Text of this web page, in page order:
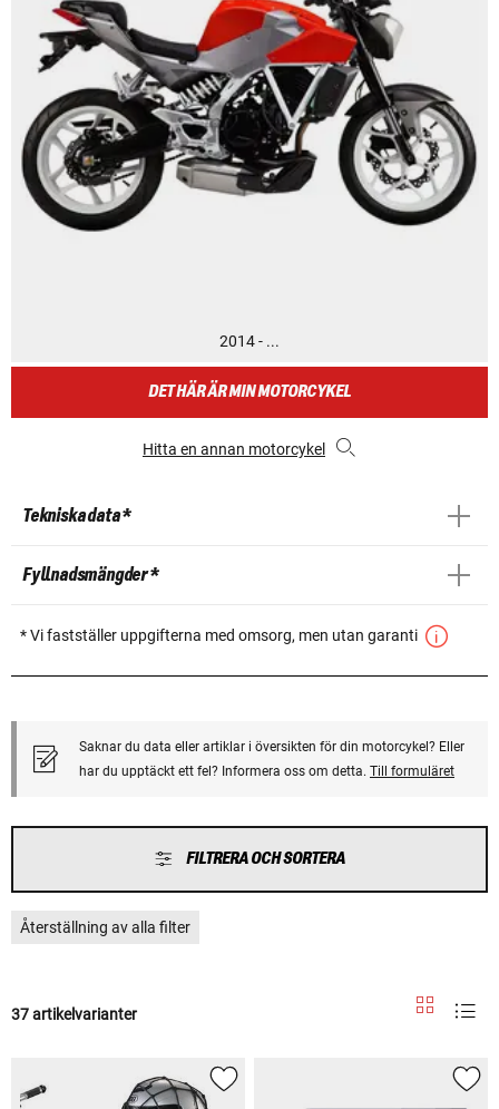
2014 - ...
DET HÄR ÄR MIN MOTORCYKEL
Hitta en annan motorcykel
Tekniska data *
Fyllnadsmängder *
* Vi fastställer uppgifterna med omsorg, men utan garanti
Saknar du data eller artiklar i översikten för din motorcykel? Eller
har du upptäckt ett fel? Informera oss om detta. Till formuläret
FILTRERA OCH SORTERA
Återställning av alla filter
37 artikelvarianter